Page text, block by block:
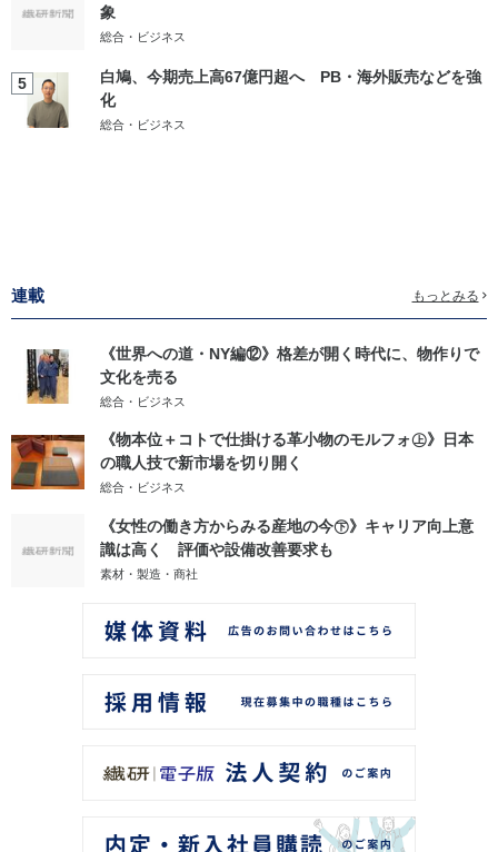
象
総合・ビジネス
5
白鳩、今期売上高67億円超へ PB・海外販売などを強
化
総合・ビジネス
連載 もっとみる
《世界への道・NY編⑫》格差が開く時代に、物作りで
文化を売る
総合・ビジネス
《物本位＋コトで仕掛ける革小物のモルフォ㊤》日本
の職人技で新市場を切り開く
総合・ビジネス
《女性の働き方からみる産地の今㊦》キャリア向上意
識は高く 評価や設備改善要求も
素材・製造・商社